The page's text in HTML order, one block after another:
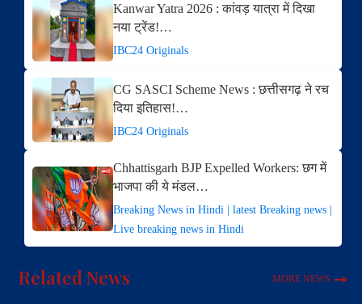
Kanwar Yatra 2026 : कांवड़ यात्रा में दिखा
नया ट्रेंड!…
IBC24 Originals
CG SASCI Scheme News : छत्तीसगढ़ ने रच
दिया इतिहास!…
IBC24 Originals
Chhattisgarh BJP Expelled Workers: छग में
भाजपा की ये मंडल…
Breaking News in Hindi | latest Breaking news |
Live breaking news in Hindi
Related News MORE NEWS